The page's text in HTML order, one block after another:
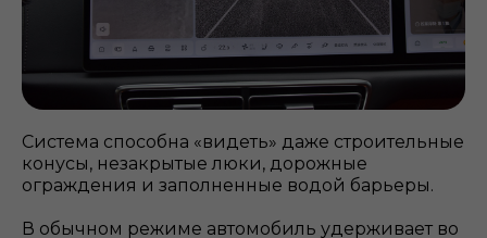
Система способна «видеть» даже строительные
конусы, незакрытые люки, дорожные
ограждения и заполненные водой барьеры.
В обычном режиме автомобиль удерживает во